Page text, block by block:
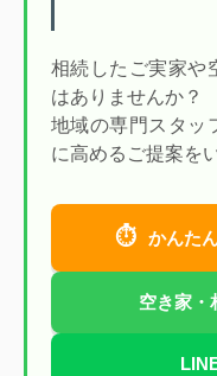
相続したご実家や
はありませんか？
地域の専門スタッ
に高めるご提案を
⏱ かんた
空き家・